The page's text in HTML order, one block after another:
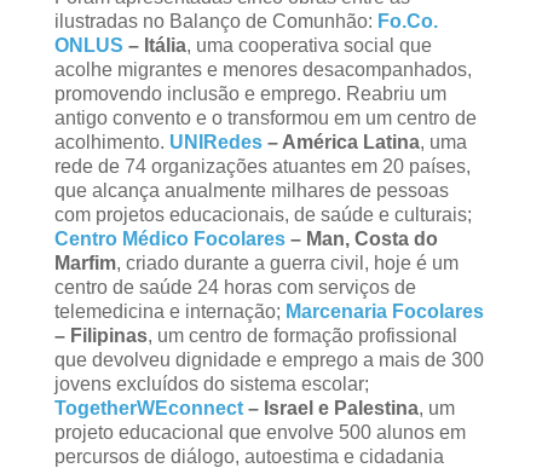
ilustradas no Balanço de Comunhão: Fo.Co.
ONLUS – Itália, uma cooperativa social que
acolhe migrantes e menores desacompanhados,
promovendo inclusão e emprego. Reabriu um
antigo convento e o transformou em um centro de
acolhimento. UNIRedes– América Latina, uma
rede de 74 organizações atuantes em 20 países,
que alcança anualmente milhares de pessoas
com projetos educacionais, de saúde e culturais;
Centro Médico Focolares– Man, Costa do
Marfim, criado durante a guerra civil, hoje é um
centro de saúde 24 horas com serviços de
telemedicina e internação; Marcenaria Focolares
– Filipinas, um centro de formação profissional
que devolveu dignidade e emprego a mais de 300
jovens excluídos do sistema escolar;
TogetherWEconnect – Israel e Palestina, um
projeto educacional que envolve 500 alunos em
percursos de diálogo, autoestima e cidadania